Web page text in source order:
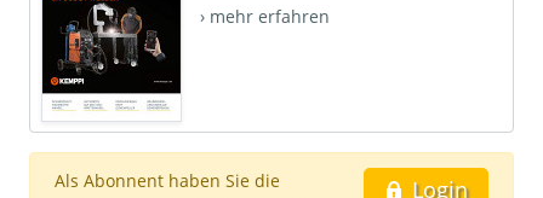
› mehr erfahren
Login
Als Abonnent haben Sie die